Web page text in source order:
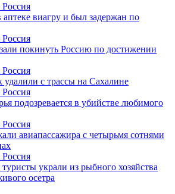
виагру и был задержан по
покинуть Россию по достижении
с трассы на Сахалине
подозревается в убийстве любимого
авиапассажира с четырьмя сотнями
украли из рыбного хозяйства
осетра